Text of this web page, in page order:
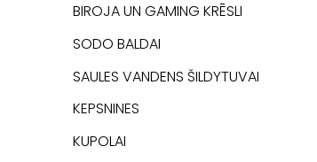
BIROJA UN GAMING KRĒSLI
SODO BALDAI
SAULES VANDENS ŠILDYTUVAI
KEPSNINES
KUPOLAI